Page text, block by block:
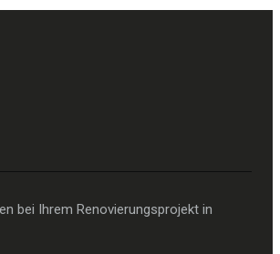
bei Ihrem Renovierungsprojekt in